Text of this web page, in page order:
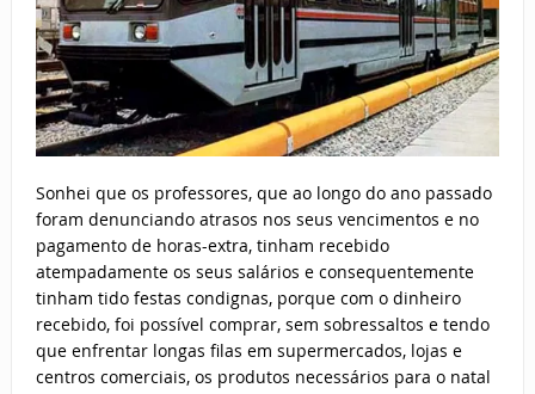
Sonhei que os professores, que ao longo do ano passado
foram denunciando atrasos nos seus vencimentos e no
pagamento de horas-extra, tinham recebido
atempadamente os seus salários e consequentemente
tinham tido festas condignas, porque com o dinheiro
recebido, foi possível comprar, sem sobressaltos e tendo
que enfrentar longas filas em supermercados, lojas e
centros comerciais, os produtos necessários para o natal